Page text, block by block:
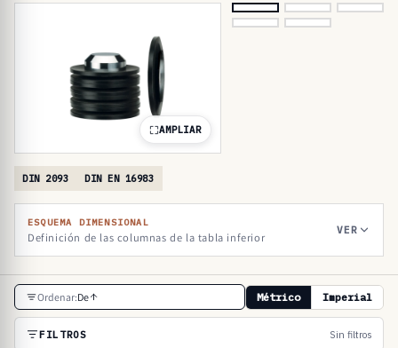
AMPLIAR
DIN 2093 DIN EN 16983
ESQUEMA DIMENSIONAL
Definición de las columnas de la tabla inferior
VER
T
a
Ordenar:De Métrico Imperial
FILTROS Sin filtros